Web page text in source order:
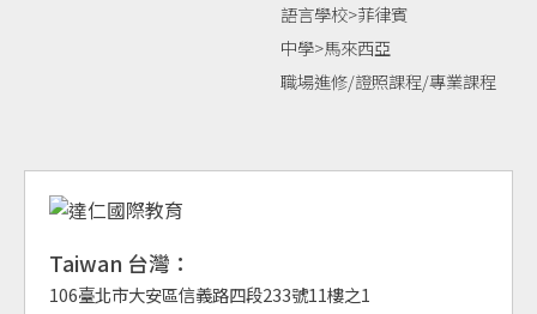
語言學校>菲律賓
中學>馬來西亞
職場進修/證照課程/專業課程
Taiwan 台灣：
106臺北市大安區信義路四段233號11樓之1